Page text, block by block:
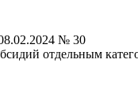
№ 30
отдельным